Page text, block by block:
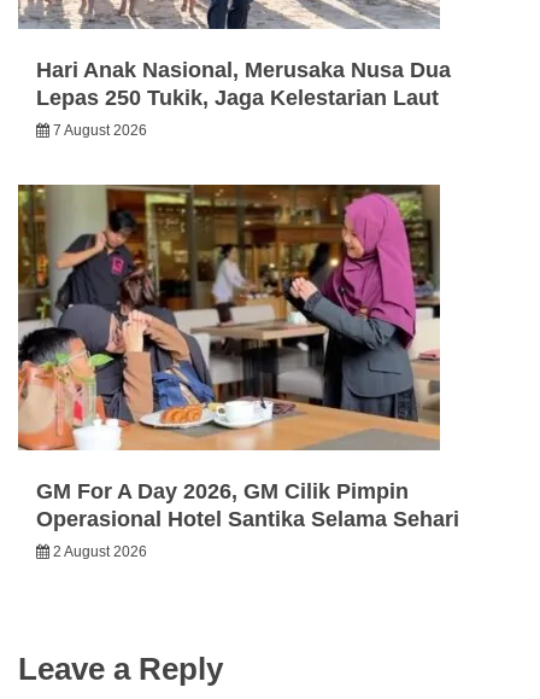
Hari Anak Nasional, Merusaka Nusa Dua
Lepas 250 Tukik, Jaga Kelestarian Laut
7 August 2026
GM For A Day 2026, GM Cilik Pimpin
Operasional Hotel Santika Selama Sehari
2 August 2026
Leave a Reply